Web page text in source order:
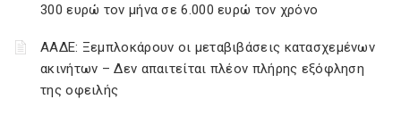
300 ευρώ τον μήνα σε 6.000 ευρώ τον χρόνο
ΑΑΔΕ: Ξεμπλοκάρουν οι μεταβιβάσεις κατασχεμένων
ακινήτων – Δεν απαιτείται πλέον πλήρης εξόφληση
της οφειλής